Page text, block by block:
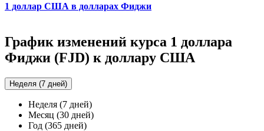
1 доллар США в долларах Фиджи
График изменений курса 1 доллара
Фиджи (FJD) к доллару США
Неделя (7 дней)
Неделя (7 дней)
Месяц (30 дней)
Год (365 дней)